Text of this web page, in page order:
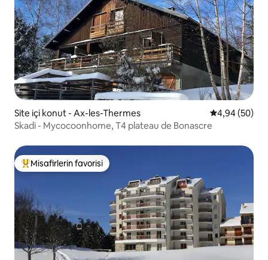
Site içi konut - Ax-les-Thermes 5 üzerinden
4,94 (50)
Skadi - Mycocoonhome, T4 plateau de Bonascre
Misafirlerin favorilerinden en beğenilenler arasında
Misafirlerin favorisi